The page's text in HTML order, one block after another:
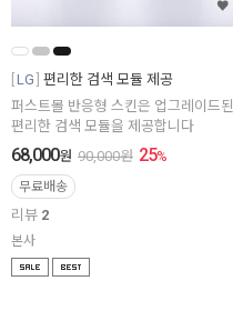
LG 편리한 검색 모듈 제공
퍼스트몰 반응형 스킨은 업그레이드된
편리한 검색 모듈을 제공합니다
68,000원 90,000원 25%
무료배송
리뷰 2
본사